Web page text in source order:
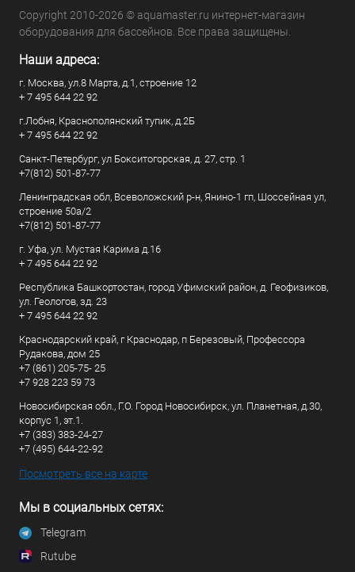
Copyright 2010-2026 © aquamaster.ru интернет-магазин
оборудования для бассейнов. Все права защищены.
Наши адреса:
г. Москва, ул.8 Марта, д.1, строение 12
+ 7 495 644 22 92
г.Лобня, Краснополянский тупик, д.2Б
+ 7 495 644 22 92
Санкт-Петербург, ул Бокситогорская, д. 27, стр. 1
+7(812) 501-87-77
Ленинградская обл, Всеволожский р-н, Янино-1 гп, Шоссейная ул,
строение 50а/2
+7(812) 501-87-77
г. Уфа, ул. Мустая Карима д.16
+ 7 495 644 22 92
Республика Башкортостан, город Уфимский район, д. Геофизиков,
ул. Геологов, зд. 23
+ 7 495 644 22 92
Краснодарский край, г Краснодар, п Березовый, Профессора
Рудакова, дом 25
+7 (861) 205-75- 25
+7 928 223 59 73
Новосибирская обл., Г.О. Город Новосибирск, ул. Планетная, д.30,
корпус 1, эт.1.
+7 (383) 383-24-27
+7 (495) 644-22-92
Посмотреть все на карте
Мы в социальных сетях:
Telegram
Rutube